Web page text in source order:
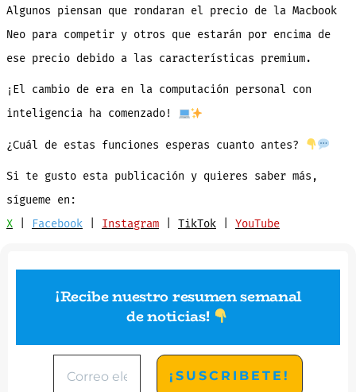
Algunos piensan que rondaran el precio de la Macbook
Neo para competir y otros que estarán por encima de
ese precio debido a las características premium.
¡El cambio de era en la computación personal con
inteligencia ha comenzado!
¿Cuál de estas funciones esperas cuanto antes?
Si te gusto esta publicación y quieres saber más,
sígueme en:
X| Facebook| Instagram| TikTok| YouTube
¡Recibe nuestro resumen semanal
de noticias!